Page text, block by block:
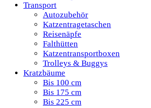
Transport
Autozubehör
Katzentragetaschen
Reisenäpfe
Falthütten
Katzentransportboxen
Trolleys & Buggys
Kratzbäume
Bis 100 cm
Bis 175 cm
Bis 225 cm